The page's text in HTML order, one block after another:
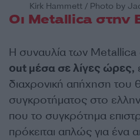
Kirk Hammett / Photo by
Οι Metallica στην
Η συναυλία των
out μέσα σε λίγες ώρες,
διαχρονική απήχηση του
συγκροτήματος στο
που το συγκρότημα
πρόκειται απλώς για ένα